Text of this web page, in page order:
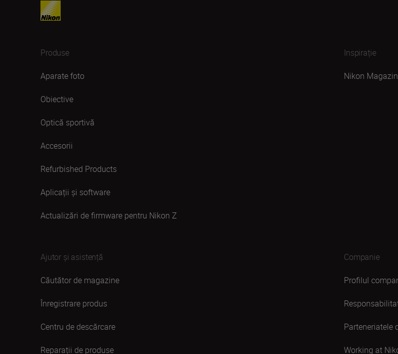
Produse
Aparate foto
Obiective
Optică sportivă
Accesorii
Refurbished Products
Aplicații și software
Actualizări de firmware pentru Nikon Z
Inspirație
Nikon
Ajutor și asistență
Căutător de magazine
Înregistrare produs
Centru de descărcare
Reparații de produse
Companie
Profilul
Parteneriatele
Working at